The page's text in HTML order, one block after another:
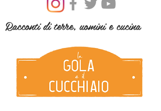
Racconti di terre, uomini e cucina